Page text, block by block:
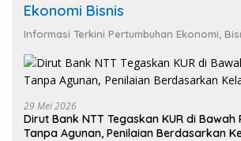
Ekonomi Bisnis
Informasi Terkini Pertumbuhan Ekonomi,
29 Mei 2026
Dirut Bank NTT Tegaskan KUR di Bawah
Tanpa Agunan, Penilaian Berdasarkan